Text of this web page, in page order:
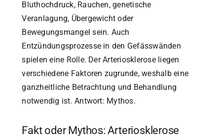
Bluthochdruck, Rauchen, genetische
Veranlagung, Übergewicht oder
Bewegungsmangel sein. Auch
Entzündungsprozesse in den Gefässwänden
spielen eine Rolle. Der Arteriosklerose liegen
verschiedene Faktoren zugrunde, weshalb eine
ganzheitliche Betrachtung und Behandlung
notwendig ist. Antwort: Mythos.
Fakt oder Mythos: Arteriosklerose